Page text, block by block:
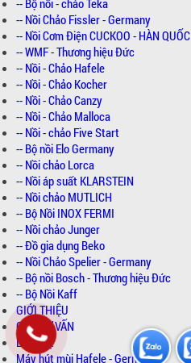
-- Bộ nồi - chảo Teka
-- Nồi Chảo Fissler - Germany
-- Nồi Cơm Điện CUCKOO - HÀN QUỐC
-- WMF - Thương hiệu Đức
-- Nồi - Chảo Hafele
-- Nồi - Chảo Kocher
-- Nồi - Chảo Canzy
-- Nồi - Chảo Malloca
-- Nồi - chảo Five Start
-- Bộ nồi Elo Germany
-- Nồi chảo Lorca
-- Nồi áp suất KLARSTEIN
-- Nồi chảo MUTLICH
-- Bộ Nồi INOX FERMI
-- Nồi chảo Junger
-- Đồ gia dụng Beko
-- Nồi Chảo Spelier - Germany
-- Bộ nồi Bosch - Thương hiệu Đức
-- Bộ Nồi Kaff
GIỚI THIỆU
GÓC TƯ VẤN
LIÊN HỆ
Máy hút mùi Hafele - Germany